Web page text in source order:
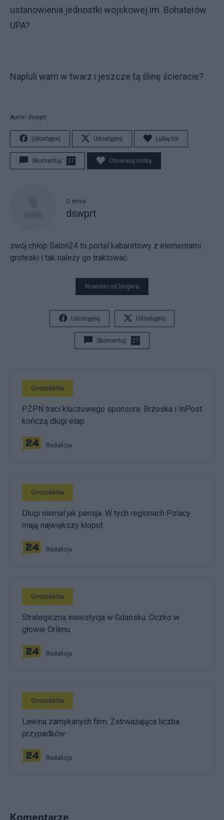
ustanowienia jednostki wojskowej im. Bohaterów
UPA?
Napluli wam w twarz i jeszcze tą ślinę ścieracie?
Autor: dswprt
Udostępnij Udostępnij Lubię to!
Skomentuj 27 Obserwuj notkę
O mnie
dswprt
swój chłop Salon24 to portal kabaretowy z elementami
groteski i tak należy go traktować.
Nowości od blogera
Udostępnij Udostępnij
Skomentuj 27
Gospodarka
PZPN traci kluczowego sponsora. Brzoska i InPost
kończą długi etap
Redakcja
Gospodarka
Długi niemal jak pensja. W tych regionach Polacy
mają największy kłopot
Redakcja
Gospodarka
Strategiczna inwestycja w Gdańsku. Oczko w
głowie Orlenu
Redakcja
Gospodarka
Lawina zamykanych firm. Zatrważająca liczba
przypadków
Redakcja
Komentarze